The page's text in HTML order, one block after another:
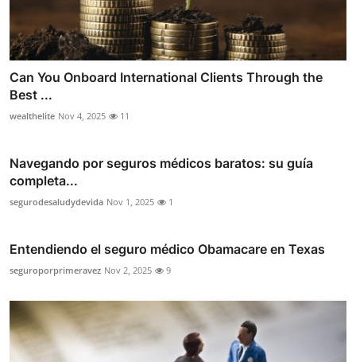
Can You Onboard International Clients Through the
Best ...
wealthelite Nov 4, 2025 11
Navegando por seguros médicos baratos: su guía
completa...
segurodesaludydevida Nov 1, 2025 1
Entendiendo el seguro médico Obamacare en Texas
seguroporprimeravez Nov 2, 2025 9